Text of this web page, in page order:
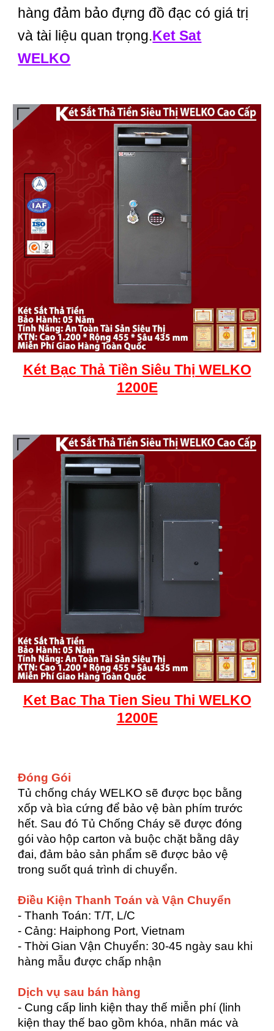
hàng đảm bảo đựng đồ đạc có giá trị
và tài liệu quan trọng.Ket Sat
WELKO
Két Bạc Thả Tiền Siêu Thị WELKO
1200E
Ket Bac Tha Tien Sieu Thi WELKO
1200E
Đóng Gói
Tủ chống cháy WELKO sẽ được bọc bằng
xốp và bìa cứng để bảo vệ bàn phím trước
hết. Sau đó Tủ Chống Cháy sẽ được đóng
gói vào hộp carton và buộc chặt bằng dây
đai, đảm bảo sản phẩm sẽ được bảo vệ
trong suốt quá trình di chuyển.
Điều Kiện Thanh Toán và Vận Chuyển
- Thanh Toán: T/T, L/C
- Cảng: Haiphong Port, Vietnam
- Thời Gian Vận Chuyển: 30-45 ngày sau khi
hàng mẫu được chấp nhận
Dịch vụ sau bán hàng
- Cung cấp linh kiện thay thế miễn phí (linh
kiện thay thế bao gồm khóa, nhãn mác và